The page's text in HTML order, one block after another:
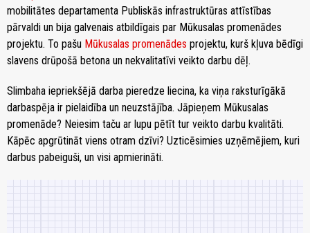
mobilitātes departamenta Publiskās infrastruktūras attīstības
pārvaldi un bija galvenais atbildīgais par Mūkusalas promenādes
projektu. To pašu Mūkusalas promenādes projektu, kurš kļuva bēdīgi
slavens drūpošā betona un nekvalitatīvi veikto darbu dēļ.
Slimbaha iepriekšējā darba pieredze liecina, ka viņa raksturīgākā
darbaspēja ir pielaidība un neuzstājība. Jāpieņem Mūkusalas
promenāde? Neiesim taču ar lupu pētīt tur veikto darbu kvalitāti.
Kāpēc apgrūtināt viens otram dzīvi? Uzticēsimies uzņēmējiem, kuri
darbus pabeiguši, un visi apmierināti.